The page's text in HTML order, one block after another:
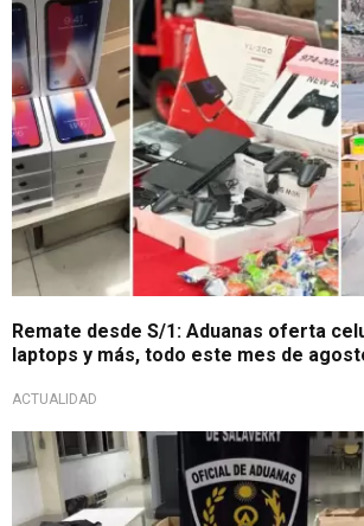
Remate desde S/1: Aduanas oferta
laptops y más, todo este mes de
ACTUALIDAD
No pierdas la oportunidad